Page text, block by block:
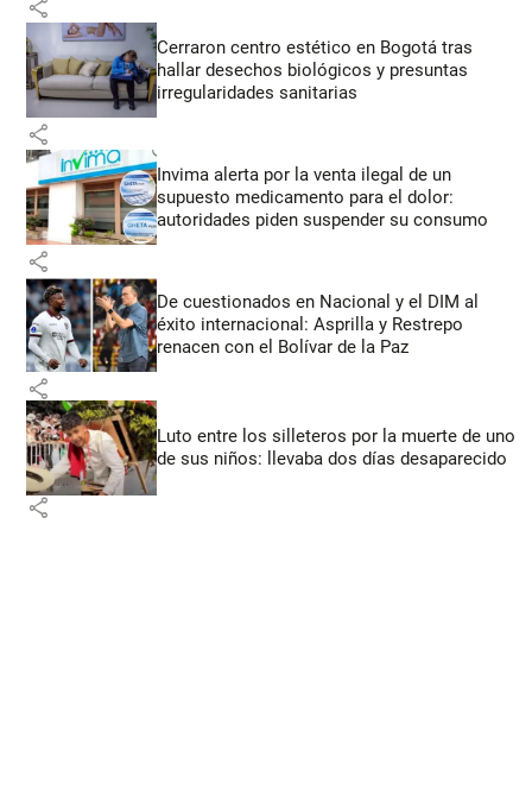
share
Cerraron centro estético en Bogotá tras
hallar desechos biológicos y presuntas
irregularidades sanitarias
share
Invima alerta por la venta ilegal de un
supuesto medicamento para el dolor:
autoridades piden suspender su consumo
share
De cuestionados en Nacional y el DIM al
éxito internacional: Asprilla y Restrepo
renacen con el Bolívar de la Paz
share
Luto entre los silleteros por la muerte de uno
de sus niños: llevaba dos días desaparecido
share